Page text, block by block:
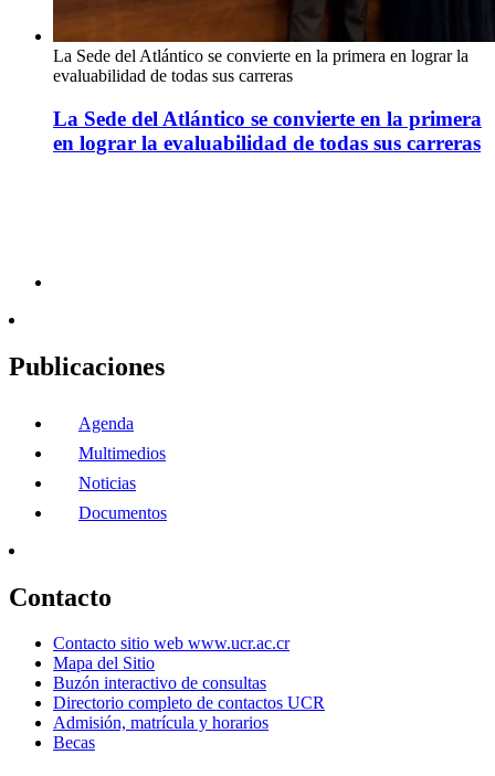
La Sede del Atlántico se convierte en la primera en lograr la
evaluabilidad de todas sus carreras
La Sede del Atlántico se convierte en la primera
en lograr la evaluabilidad de todas sus carreras
Publicaciones
Agenda
Multimedios
Noticias
Documentos
Contacto
Contacto sitio web www.ucr.ac.cr
Mapa del Sitio
Buzón interactivo de consultas
Directorio completo de contactos UCR
Admisión, matrícula y horarios
Becas